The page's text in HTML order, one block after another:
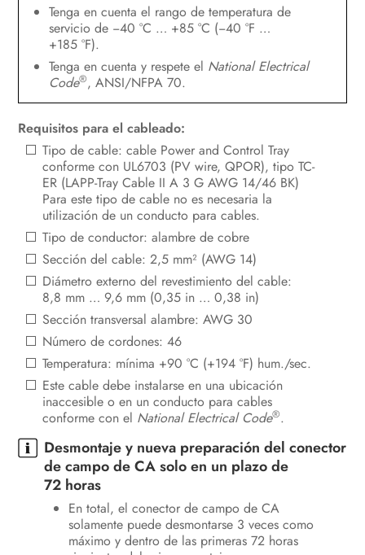
Tenga en cuenta el rango de temperatura de
servicio de −40 °C … +85 °C (−40 °F …
+185 °F).
Tenga en cuenta y respete el National Electrical
Code®, ANSI/NFPA 70.
Requisitos para el cableado:
Tipo de cable: cable Power and Control Tray
conforme con UL6703 (PV wire, QPOR), tipo TC-
ER (LAPP-Tray Cable II A 3 G AWG 14/46 BK)
Para este tipo de cable no es necesaria la
utilización de un conducto para cables.
Tipo de conductor: alambre de cobre
Sección del cable: 2,5 mm² (AWG 14)
Diámetro externo del revestimiento del cable:
8,8 mm … 9,6 mm (0,35 in … 0,38 in)
Sección transversal alambre: AWG 30
Número de cordones: 46
Temperatura: mínima +90 °C (+194 °F) hum./sec.
Este cable debe instalarse en una ubicación
inaccesible o en un conducto para cables
conforme con el National Electrical Code®.
Desmontaje y nueva preparación del conector
de campo de CA solo en un plazo de
72 horas
En total, el conector de campo de CA
solamente puede desmontarse 3 veces como
máximo y dentro de las primeras 72 horas